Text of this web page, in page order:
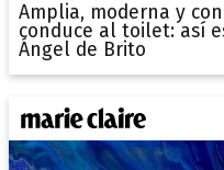
Amplia, moderna y
conduce al toilet: así
Ángel de Brito